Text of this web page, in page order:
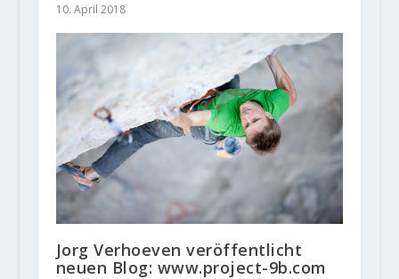
10. April 2018
Jorg Verhoeven veröffentlicht
neuen Blog: www.project-9b.com